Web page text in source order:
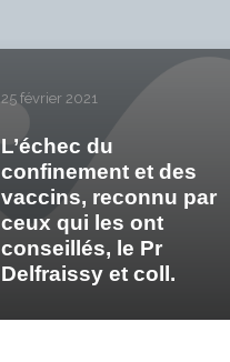
25 février 2021
L’échec du
confinement et des
vaccins, reconnu par
ceux qui les ont
conseillés, le Pr
Delfraissy et coll.